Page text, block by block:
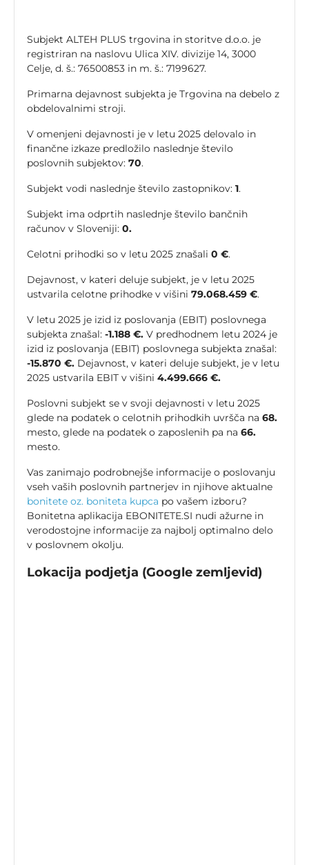
Subjekt ALTEH PLUS trgovina in storitve d.o.o. je
registriran na naslovu Ulica XIV. divizije 14, 3000
Celje, d. š.: 76500853 in m. š.: 7199627.
Primarna dejavnost subjekta je Trgovina na debelo z
obdelovalnimi stroji.
V omenjeni dejavnosti je v letu 2025 delovalo in
finančne izkaze predložilo naslednje število
poslovnih subjektov: 70.
Subjekt vodi naslednje število zastopnikov: 1.
Subjekt ima odprtih naslednje število bančnih
računov v Sloveniji: 0.
Celotni prihodki so v letu 2025 znašali 0 €.
Dejavnost, v kateri deluje subjekt, je v letu 2025
ustvarila celotne prihodke v višini 79.068.459 €.
V letu 2025 je izid iz poslovanja (EBIT) poslovnega
subjekta znašal: -1.188 €. V predhodnem letu 2024 je
izid iz poslovanja (EBIT) poslovnega subjekta znašal:
-15.870 €. Dejavnost, v kateri deluje subjekt, je v letu
2025 ustvarila EBIT v višini 4.499.666 €.
Poslovni subjekt se v svoji dejavnosti v letu 2025
glede na podatek o celotnih prihodkih uvršča na 68.
mesto, glede na podatek o zaposlenih pa na 66.
mesto.
Vas zanimajo podrobnejše informacije o poslovanju
vseh vaših poslovnih partnerjev in njihove aktualne
bonitete oz. boniteta kupca po vašem izboru?
Bonitetna aplikacija EBONITETE.SI nudi ažurne in
verodostojne informacije za najbolj optimalno delo
v poslovnem okolju.
Lokacija podjetja (Google zemljevid)